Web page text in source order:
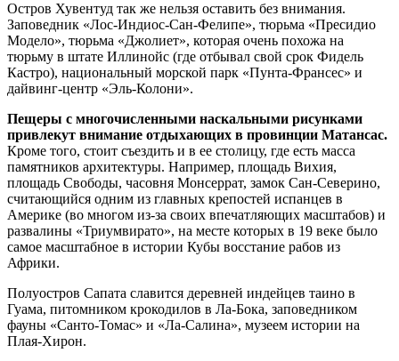
Остров Хувентуд так же нельзя оставить без внимания.
Заповедник «Лос-Индиос-Сан-Фелипе», тюрьма «Пресидио
Модело», тюрьма «Джолиет», которая очень похожа на
тюрьму в штате Иллинойс (где отбывал свой срок Фидель
Кастро), национальный морской парк «Пунта-Франсес» и
дайвинг-центр «Эль-Колони».
Пещеры с многочисленными наскальными рисунками
привлекут внимание отдыхающих в провинции Матансас.
Кроме того, стоит съездить и в ее столицу, где есть масса
памятников архитектуры. Например, площадь Вихия,
площадь Свободы, часовня Монсеррат, замок Сан-Северино,
считающийся одним из главных крепостей испанцев в
Америке (во многом из-за своих впечатляющих масштабов) и
развалины «Триумвирато», на месте которых в 19 веке было
самое масштабное в истории Кубы восстание рабов из
Африки.
Полуостров Сапата славится деревней индейцев таино в
Гуама, питомником крокодилов в Ла-Бока, заповедником
фауны «Санто-Томас» и «Ла-Салина», музеем истории на
Плая-Хирон.